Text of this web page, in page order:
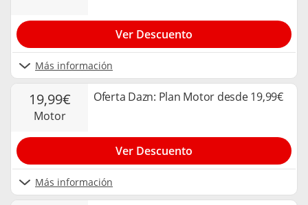
Más información
Ver Descuento
19,99€
motor
Oferta Dazn: Plan Motor desde 19,99€
Más información
Ver Descuento